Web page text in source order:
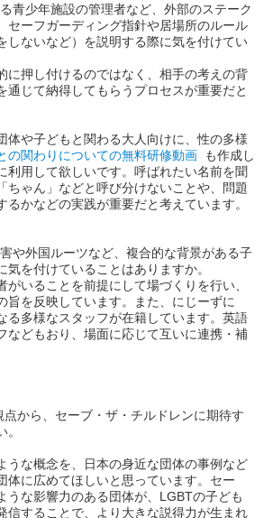
青少年施設の管理者など、外部のステーク
セーフガーディング指針や居場所のルール
しないなど）を説明する際に気を付けてい
に押し付けるのではなく、相手の考えの背
通じて納得してもらうプロセスが重要だと
体や子どもと関わる大人向けに、性の多様
の関わりについての無料研修動画 も作成し
利用して欲しいです。呼ばれたい名前を聞
ちゃん」などと呼び分けないことや、問題
るかなどの実践が重要だと考えています。
や外国ルーツなど、複合的な背景がある子
気を付けていることはありますか。
がいることを前提にして場づくりを行い、
旨を反映しています。また、にじーずに
る多様なスタッフが在籍しています。英語
などもおり、場面に応じて互いに連携・補
から、セーブ・ザ・チルドレンに期待す
うな概念を、日本の身近な団体の事例など
体に広めてほしいと思っています。セー
うな影響力のある団体が、LGBTの子ども
信することで、より大きな説得力が生まれ